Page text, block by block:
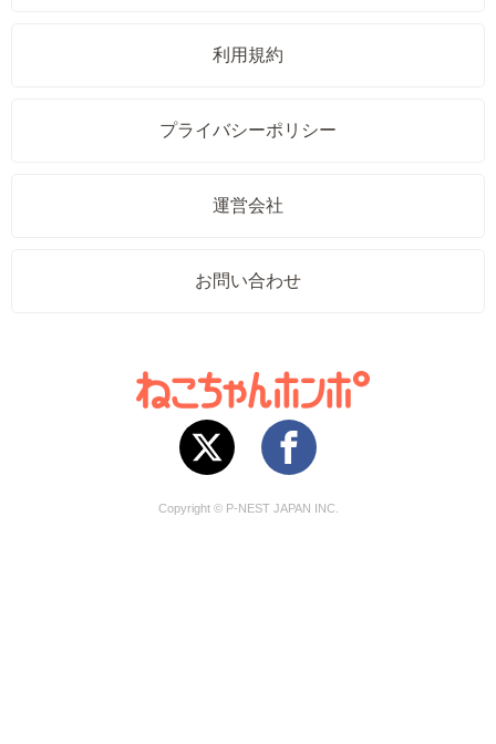
利用規約
プライバシーポリシー
運営会社
お問い合わせ
Copyright © P-NEST JAPAN INC.